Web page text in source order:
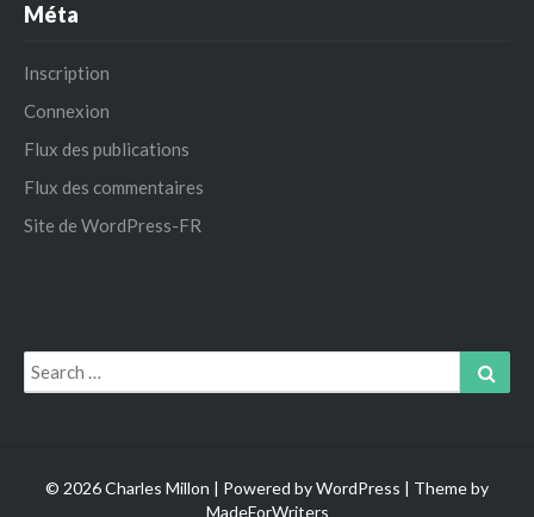
Méta
Inscription
Connexion
Flux des publications
Flux des commentaires
Site de WordPress-FR
Search
for:
© 2026 Charles Millon | Powered byWordPress | Theme by
MadeForWriters